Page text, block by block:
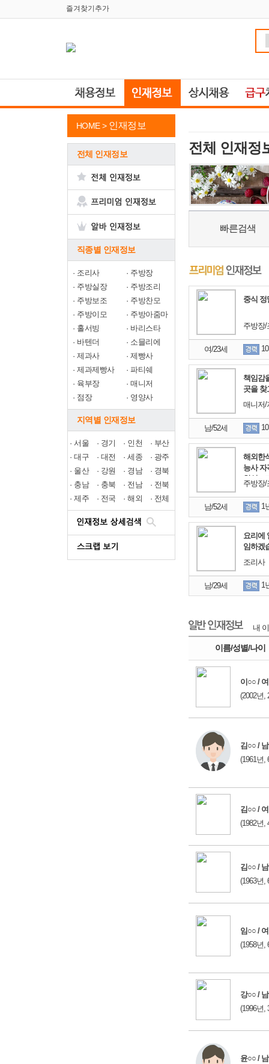
즐겨찾기추가
HOME > 인재정보
전체 인재정보
직종별 인재정보
· 조리사 · 주방장
· 주방실장 · 주방조리
· 주방보조 · 주방찬모
· 주방이모 · 주방아줌마
· 홀서빙 · 바리스타
· 바텐더 · 소믈리에
·제과사 ·제빵사
·제과제빵사 ·파티쉐
· 육부장 ·매니저
· 점장 · 영양사
지역별 인재정보
· 서울 · 경기 · 인천 · 부산
· 대구 · 대전 · 세종 · 광주
· 울산 · 강원 · 경남 · 경북
· 충남 · 충북 · 전남 · 전북
· 제주 · 전국 · 해외 · 전체
전체 인재정
빠른검색
중식 정
주방장/
여/23세
책임감
곳을 찾
매니저/
남/52세
해외한
능사 자
한식조
주방장/
남/52세 1
요리에
임하겠
조리사
남/29세 1
내
이름/성별/나이
이○○ / 여
(2002년,
김○○ / 남
(1961년,
김○○ / 여
(1982년,
김○○ / 남
(1963년,
임○○ / 여
(1958년,
강○○ / 남
(1996년,
윤○○ / 남